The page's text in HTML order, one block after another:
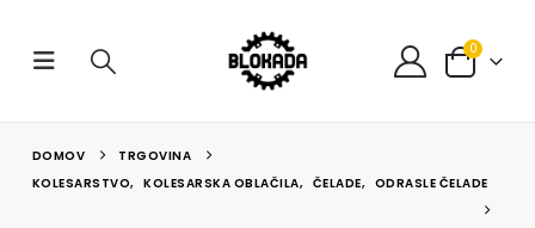
0
DOMOV
TRGOVINA
KOLESARSTVO, KOLESARSKA OBLAČILA, ČELADE, ODRASLE ČELADE